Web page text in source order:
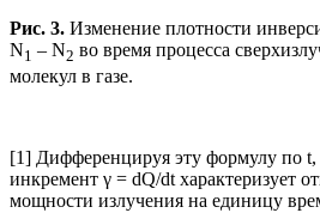
Рис. 3. Изменение плотности
N1 – N2 во время процесса
молекул в газе.
[1] Дифференцируя эту формулу по t,
инкремент γ = dQ/dt характеризует
мощности излучения на единицу